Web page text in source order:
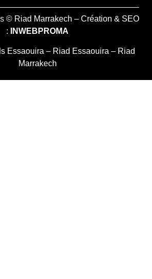
© Riad Marrakech – Création & SEO
:
INWEBPROMA
Essaouira – Riad Essaouira – Riad
Marrakech